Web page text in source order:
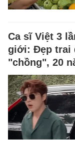
Ca sĩ Việt 3
giới: Đẹp trai
"chồng", 20